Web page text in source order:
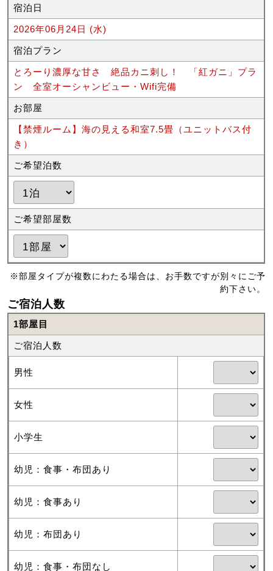
宿泊日
2026年06月24日 (水)
宿泊プラン
とろーり濃厚な甘さ 絶品カニ刺し！ 「紅ガニ」プラ
ン 全室オーシャンビュー・Wifi完備
お部屋
【禁煙ルーム】海の見える和室7.5畳（ユニットバス付
き）
ご希望泊数
ご希望部屋数
※部屋タイプが複数にわたる場合は、お手数ですが別々にご予
約下さい。
ご宿泊人数
1部屋目
ご宿泊人数
男性
女性
小学生
幼児：食事・布団あり
幼児：食事あり
幼児：布団あり
幼児：食事・布団なし